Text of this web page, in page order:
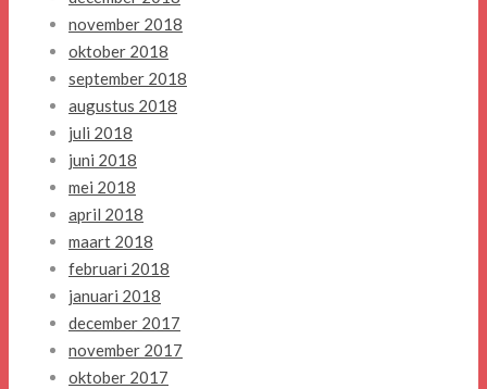
november 2018
oktober 2018
september 2018
augustus 2018
juli 2018
juni 2018
mei 2018
april 2018
maart 2018
februari 2018
januari 2018
december 2017
november 2017
oktober 2017